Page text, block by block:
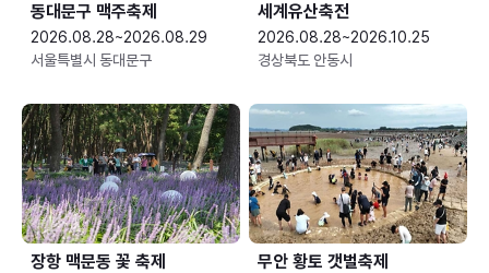
동대문구 맥주축제
2026.08.28~2026.08.29
서울특별시 동대문구
세계유산축전
2026.08.28~2026.10.25
경상북도 안동시
장항 맥문동 꽃 축제 무안 황토 갯벌축제